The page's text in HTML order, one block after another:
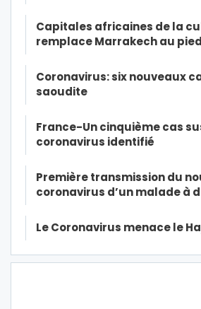
Capitales africaines de la
remplace Marrakech au
Coronavirus: six nouveaux
saoudite
France-Un cinquième cas
coronavirus identifié
Première transmission du
coronavirus d’un malade à
Le Coronavirus menace le